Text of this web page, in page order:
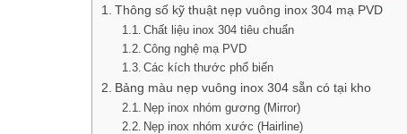
Thông số kỹ thuật nẹp vuông inox 304 mạ PVD
Chất liệu inox 304 tiêu chuẩn
Công nghệ mạ PVD
Các kích thước phổ biến
Bảng màu nẹp vuông inox 304 sẵn có tại kho
Nẹp inox nhóm gương (Mirror)
Nẹp inox nhóm xước (Hairline)